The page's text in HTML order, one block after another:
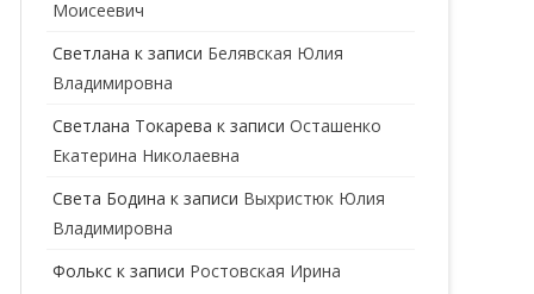
ГИНЕКОЛОГ
ГОМЕОПАТ
ДЕРМАТОЛОГ
ДЕТСКИЕ ВРАЧИ ДЕТСКИЙ КАРДИОЛОГ
Моисеевич
Светлана к записи Белявская Юлия
Владимировна
Cветлана Токарева к записиОсташенко
Екатерина Николаевна
Света Бодина к записи Выхристюк Юлия
Владимировна
Фолькс к записи Ростовская Ирина